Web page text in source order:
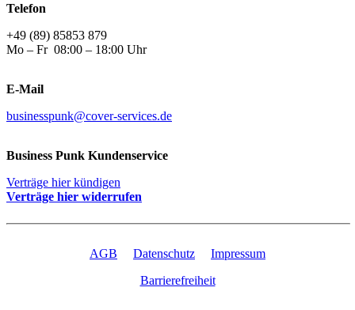
Telefon
+49 (89) 85853 879
Mo – Fr 08:00 – 18:00 Uhr
E-Mail
businesspunk@cover-services.de
Business Punk Kundenservice
Verträge hier kündigen
Verträge hier widerrufen
AGB Datenschutz
Impressum
Barrierefreiheit